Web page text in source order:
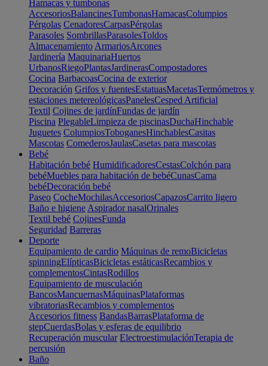
Hamacas y tumbonas
AccesoriosBalancinesTumbonasHamacasColumpios
Pérgolas CenadoresCarpasPérgolas
Parasoles SombrillasParasolesToldos
Almacenamiento ArmariosArcones
Jardinería MaquinariaHuertos
UrbanosRiegoPlantasJardinerasCompostadores
Cocina BarbacoasCocina de exterior
Decoración Grifos y fuentesEstatuasMacetasTermómetros y
estaciones metereológicasPanelesCesped Artificial
Textil Cojines de jardínFundas de jardín
Piscina PlegableLimpieza de piscinasDuchaHinchable
Juguetes ColumpiosToboganesHinchablesCasitas
Mascotas ComederosJaulasCasetas para mascotas
Bebé
Habitación bebé HumidificadoresCestasColchón para
bebéMuebles para habitación de bebéCunasCama
bebéDecoración bebé
Paseo CocheMochilasAccesoriosCapazosCarrito ligero
Baño e higiene Aspirador nasalOrinales
Textil bebé CojinesFunda
Seguridad Barreras
Deporte
Equipamiento de cardio Máquinas de remoBicicletas
spinningElípticasBicicletas estáticasRecambios y
complementosCintasRodillos
Equipamiento de musculación
BancosMancuernasMáquinasPlataformas
vibratoriasRecambios y complementos
Accesorios fitness BandasBarrasPlataforma de
stepCuerdasBolas y esferas de equilibrio
Recuperación muscular ElectroestimulaciónTerapia de
percusión
Baño